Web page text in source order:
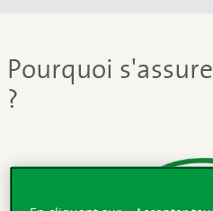
Pourquoi
?